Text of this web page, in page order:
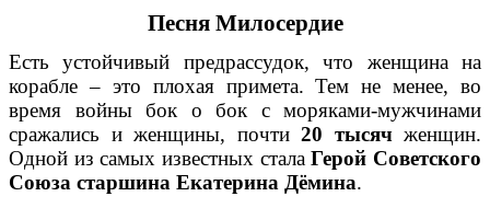
Песня Милосердие
Есть устойчивый предрассудок, что женщина на
корабле – это плохая примета. Тем не менее, во
время войны бок о бок с моряками-мужчинами
сражались и женщины, почти 20 тысячженщин.
Одной из самых известных сталаГерой Советского
Союза старшина Екатерина Дёмина.